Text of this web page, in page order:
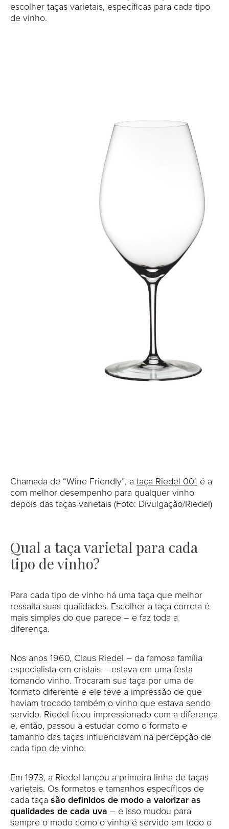
escolher taças varietais, específicas para cada tipo
de vinho.
Chamada de “Wine Friendly”, a taça Riedel 001 é a
com melhor desempenho para qualquer vinho
depois das taças varietais (Foto: Divulgação/Riedel)
Qual a taça varietal para cada
tipo de vinho?
Para cada tipo de vinho há uma taça que melhor
ressalta suas qualidades. Escolher a taça correta é
mais simples do que parece – e faz toda a
diferença.
Nos anos 1960, Claus Riedel – da famosa família
especialista em cristais – estava em uma festa
tomando vinho. Trocaram sua taça por uma de
formato diferente e ele teve a impressão de que
haviam trocado também o vinho que estava sendo
servido. Riedel ficou impressionado com a diferença
e, então, passou a estudar como o formato e
tamanho das taças influenciavam na percepção de
cada tipo de vinho.
Em 1973, a Riedel lançou a primeira linha de taças
varietais. Os formatos e tamanhos específicos de
cada taça são definidos de modo a valorizar as
qualidades de cada uva – e isso mudou para
sempre o modo como o vinho é servido em todo o